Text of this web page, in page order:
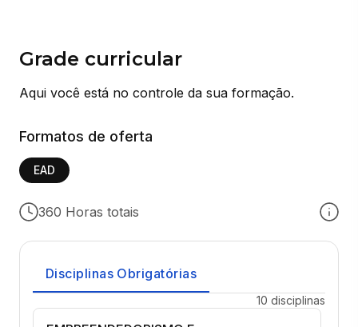
Grade curricular
Aqui você está no controle da sua formação.
Formatos de oferta
EAD
360 Horas totais
Disciplinas Obrigatórias
10 disciplinas